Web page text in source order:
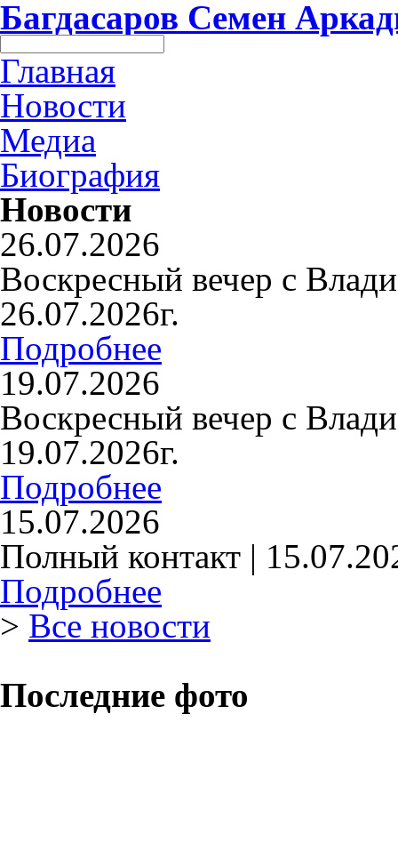
Багдасаров Семен
Главная
Новости
Медиа
Биография
Новости
26.07.2026
Воскресный вечер с
26.07.2026г.
Подробнее
19.07.2026
Воскресный вечер с
19.07.2026г.
Подробнее
15.07.2026
Полный контакт |
Подробнее
> Все новости
Последние фото